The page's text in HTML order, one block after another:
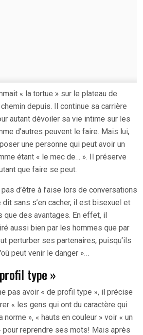
« la tortue » sur le plateau de
depuis. Il continue sa carrière
autant dévoiler sa vie intime sur les
d’autres peuvent le faire. Mais lui,
une personne qui peut avoir un
étant « le mec de… ». Il préserve
que faire se peut.
d’être à l’aise lors de conversations
sans s’en cacher, il est bisexuel et
que des avantages. En effet, il
aussi bien par les hommes que par
perturber ses partenaires, puisqu’ils
peut venir le danger »…
type »
pas avoir « de profil type », il précise
« les gens qui ont du caractère qui
norme », « hauts en couleur » voir « un
reprendre ses mots! Mais après